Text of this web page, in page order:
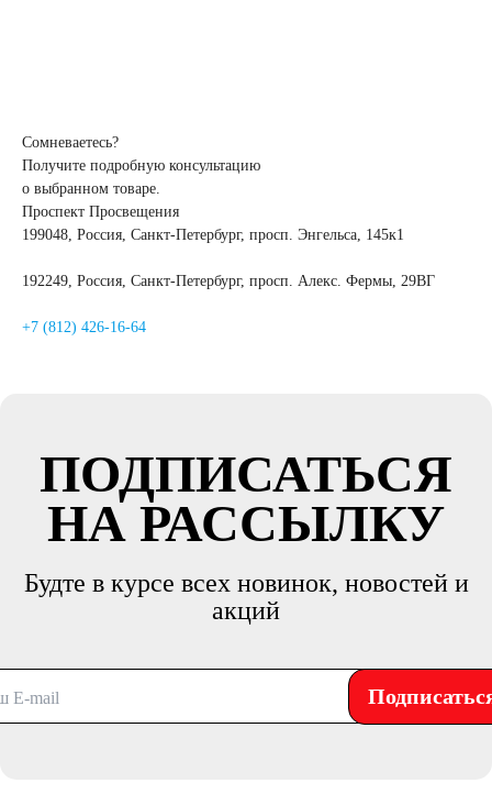
Сомневаетесь?
Получите подробную консультацию
о выбранном товаре.
Проспект Просвещения
199048, Россия, Санкт-Петербург, просп. Энгельса, 145к1
192249, Россия, Санкт-Петербург, просп. Алекс. Фермы, 29ВГ
+7 (812) 426-16-64
ПОДПИСАТЬСЯ
НА РАССЫЛКУ
Будте в курсе всех новинок, новостей и
акций